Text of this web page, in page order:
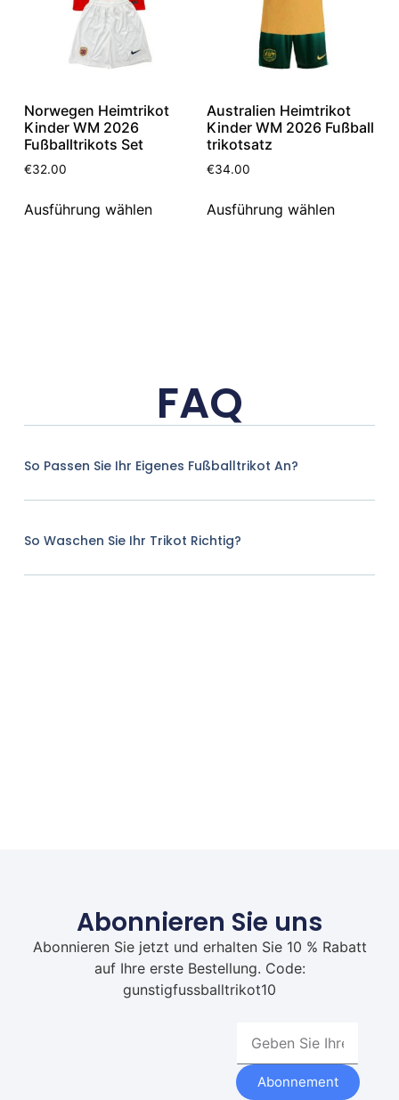
Norwegen Heimtrikot
Kinder WM 2026
Fußballtrikots Set
€32.00
Ausführung wählen
Australien Heimtrikot
Kinder WM 2026 Fußball
trikotsatz
€34.00
Ausführung wählen
FAQ
So Passen Sie Ihr Eigenes Fußballtrikot An?
So Waschen Sie Ihr Trikot Richtig?
Abonnieren Sie uns
Abonnieren Sie jetzt und erhalten Sie 10 % Rabatt
auf Ihre erste Bestellung. Code:
gunstigfussballtrikot10
Abonnement